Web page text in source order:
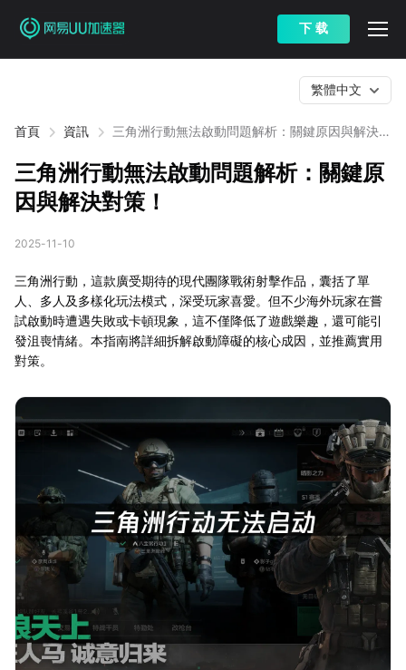
下 载
首頁 資訊
三角洲行動無法啟動問題解析：關鍵原因與解決對
繁體中文
三角洲行動無法啟動問題解析：關鍵原
因與解決對策！
2025-11-10
三角洲行動，這款廣受期待的現代團隊戰術射擊作品，囊括了單
人、多人及多樣化玩法模式，深受玩家喜愛。但不少海外玩家在嘗
試啟動時遭遇失敗或卡頓現象，這不僅降低了遊戲樂趣，還可能引
發沮喪情緒。本指南將詳細拆解啟動障礙的核心成因，並推薦實用
對策。